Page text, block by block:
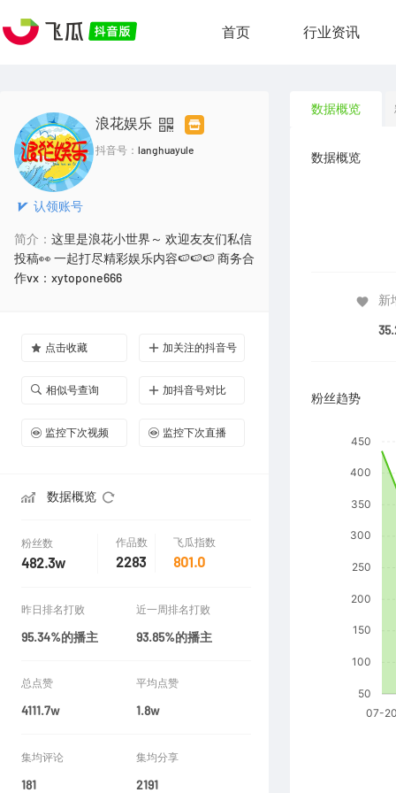
首页 行业资讯
认领账号
浪花娱乐
抖音号： langhuayule
简介： 这里是浪花小世界～ 欢迎友友们私信
投稿👀 一起打尽精彩娱乐内容🍉🍉🍉 商务合
作vx：xytopone666
点击收藏 加关注的抖音号
相似号查询 加抖音号对比
监控下次视频 监控下次直播
数据概览
粉丝数
482.3w
作品数
2283
飞瓜指数
801.0
昨日排名打败
95.34%的播主
近一周排名打败
93.85%的播主
总点赞
4111.7w
平均点赞
1.8w
集均评论
181
集均分享
2191
数据概览
数据概览
新
粉丝趋势